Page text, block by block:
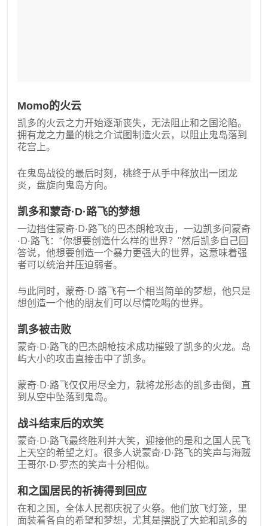
Momo的火云
凯多的火云之力开始逐渐丧失，无法阻止和之国沦陷。
拥有龙之力量的桃之介试图制造火云，以阻止鬼岛落到
花宫上。
在鬼岛战役的最后时刻，桃终于从手中释放出一团龙
炎，盘旋向鬼岛方向。
凯多和蒙奇·D·路飞的梦想
一边挡住蒙奇·D·路飞的巴杰朗枪攻击，一边凯多问蒙奇
·D·路飞：“你想要创造什么样的世界？”然后凯多自己回
答说，他想要创造一个暴力更强大的世界，这意味着强
者可以统治并压迫弱者。
与此同时，蒙奇·D·路飞有一个相当简单的梦想，他只是
想创造一个他的朋友们可以尽情吃喝的世界。
凯多被击败
蒙奇·D·路飞的巴杰朗枪技术成功摧毁了凯多的火龙。岛
屿大小的攻击直接击中了凯多。
蒙奇·D·路飞仅仅用尽全力，就将龙形态的凯多击倒，直
到从空中坠落到鬼岛。
战斗结束后的欢笑
蒙奇·D·路飞最终胜利并大笑，迎接他的是和之国人民飞
上天空的希望之灯。很多人说蒙奇·D·路飞的笑声与海贼
王哥尔·D·罗杰的笑声十分相似。
和之国居民的祈祷得到回应
在和之国，全体人民都庆祝了火祭。他们放飞灯笼，里
面装着各自的希望和梦想，尤其是摆脱了大蛇和凯多的